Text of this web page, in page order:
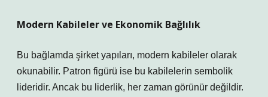
Modern Kabileler ve Ekonomik Bağlılık
Bu bağlamda şirket yapıları, modern kabileler olarak
okunabilir. Patron figürü ise bu kabilelerin sembolik
lideridir. Ancak bu liderlik, her zaman görünür değildir.